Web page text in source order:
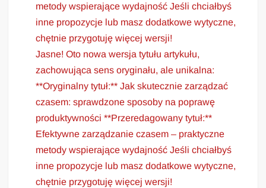
metody wspierające wydajność Jeśli chciałbyś
inne propozycje lub masz dodatkowe wytyczne,
chętnie przygotuję więcej wersji!
Jasne! Oto nowa wersja tytułu artykułu,
zachowująca sens oryginału, ale unikalna:
**Oryginalny tytuł:** Jak skutecznie zarządzać
czasem: sprawdzone sposoby na poprawę
produktywności **Przeredagowany tytuł:**
Efektywne zarządzanie czasem – praktyczne
metody wspierające wydajność Jeśli chciałbyś
inne propozycje lub masz dodatkowe wytyczne,
chętnie przygotuję więcej wersji!